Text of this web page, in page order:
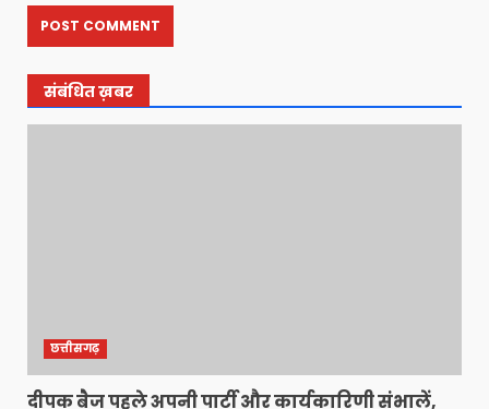
संबंधित ख़बर
छत्तीसगढ़
दीपक बैज पहले अपनी पार्टी और कार्यकारिणी संभालें,